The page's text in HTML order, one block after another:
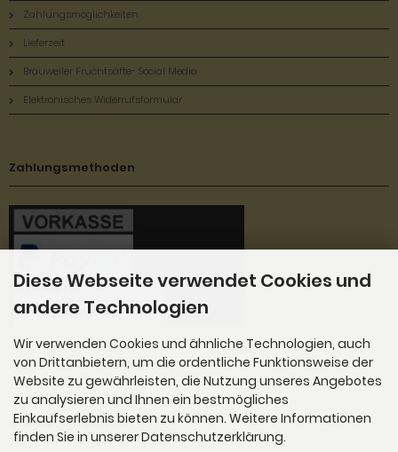
Zahlungsmöglichkeiten
Lieferzeit
Brauweiler Fruchtsäfte- Social Media
Elektronisches Widerrufsformular
Zahlungsmethoden
''Ihre Bestellung können Sie bei uns per Vorkasse Überweisung oder per Paypal bezahlen. Paypa
l bietet Ihnen auch die Möglichkeit mit Kreditkarte, Google Pay und Apple Pay zu bezahlen.
Newsletter-Anmeldung
Diese Webseite verwendet Cookies und
andere Technologien
Wir verwenden Cookies und ähnliche Technologien, auch
von Drittanbietern, um die ordentliche Funktionsweise der
Website zu gewährleisten, die Nutzung unseres Angebotes
zu analysieren und Ihnen ein bestmögliches
Einkaufserlebnis bieten zu können. Weitere Informationen
finden Sie in unserer Datenschutzerklärung.